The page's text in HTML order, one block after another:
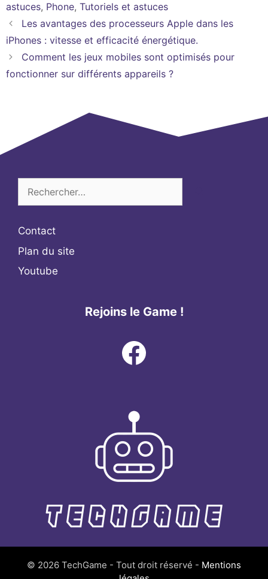
astuces, Phone, Tutoriels et astuces
Les avantages des processeurs Apple dans les
iPhones : vitesse et efficacité énergétique.
Comment les jeux mobiles sont optimisés pour
fonctionner sur différents appareils ?
Contact
Plan du site
Youtube
Rejoins le Game !
Facebook
© 2026 TechGame - Tout droit réservé - Mentions